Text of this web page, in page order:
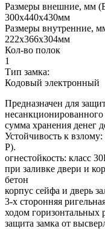
Размеры внешние, мм
300x440x430мм
Размеры внутренние,
222x366x304мм
Кол-во полок
1
Тип замка:
Кодовый электронный
Предназначен для
сумма хранения денег
Устойчивость к
Р).
огнестойкость: класс
при заливке двери и
бетон
корпус сейфа и дверь
3-х сторонняя
ходом горизонтальных
защита замка от